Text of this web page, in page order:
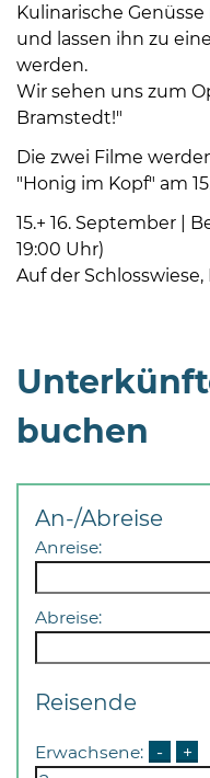
08
Uhr
und
14
Uhr
Öffnungszeiten
nach
Vereinbarung.
Kulinarische
und lassen ihn zu
werden.
Wir sehen uns zum
Bramstedt!"
Die zwei Filme
"Honig im Kopf" am
15.+ 16. September |
19:00 Uhr)
Auf der
buchen
An-/Abreise
Anreise:
Abreise:
Reisende
Erwachsene: - +